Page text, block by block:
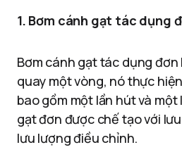
1. Bơm cánh gạt tác dụng
Bơm cánh gạt tác dụng đơn
quay một vòng, nó thực
bao gồm một lần hút và một
gạt đơn được chế tạo với
lưu lượng điều chỉnh.